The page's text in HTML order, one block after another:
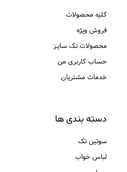
کلیه محصولات
فروش ویژه
محصولات تک سایـز
حساب کاربری من
خدمات مشتریان
دسته بندی ها
سوتین تک
لباس خواب